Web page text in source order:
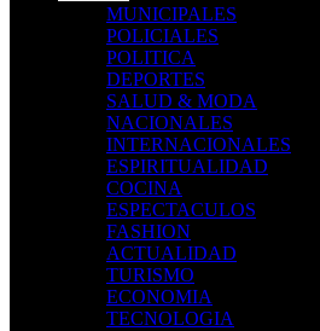
MUNICIPALES
POLICIALES
POLITICA
DEPORTES
SALUD & MODA
NACIONALES
INTERNACIONALES
ESPIRITUALIDAD
COCINA
ESPECTACULOS
FASHION
ACTUALIDAD
TURISMO
ECONOMIA
TECNOLOGIA